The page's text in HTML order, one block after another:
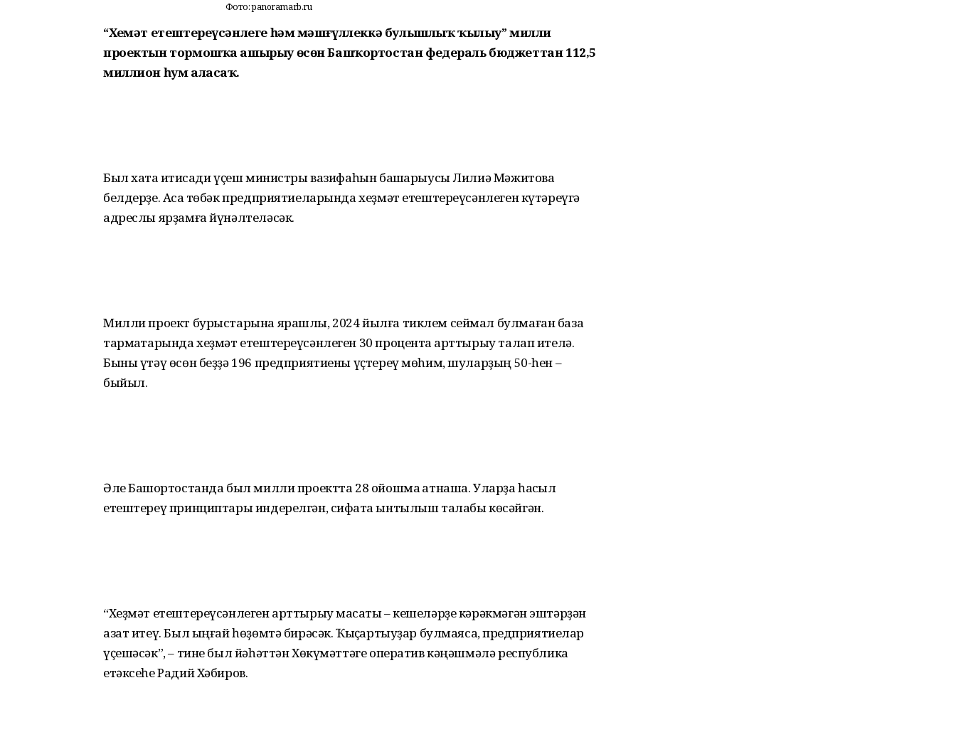
Фото: panoramarb.ru
“Хеҙмәт етештереүсәнлеге һәм мәшғүллеккә булышлыҡ ҡылыу” милли
проектын тормошҡа ашырыу өсөн Башҡортостан федераль бюджеттан 112,5
миллион һум аласаҡ.
Был хаҡта иҡтисади үҫеш министры вазифаһын башҡарыусы Лилиә Мәжитова
белдерҙе. Аҡса төбәк предприятиеларында хеҙмәт етештереүсәнлеген күтәреүгә
адреслы ярҙамға йүнәлтеләсәк.
Милли проект бурыстарына ярашлы, 2024 йылға тиклем сеймал булмаған база
тармаҡтарында хеҙмәт етештереүсәнлеген 30 процентҡа арттырыу талап ителә.
Быны үтәү өсөн беҙҙә 196 предприятиены үҫтереү мөһим, шуларҙың 50-һен –
быйыл.
Әле Башҡортостанда был милли проектта 28 ойошма ҡатнаша. Уларҙа һаҡсыл
етештереү принциптары индерелгән, сифатҡа ынтылыш талабы көсәйгән.
“Хеҙмәт етештереүсәнлеген арттырыу маҡсаты – кешеләрҙе кәрәкмәгән эштәрҙән
азат итеү. Был ыңғай һөҙөмтә бирәсәк. Ҡыҫҡартыуҙар булмаясаҡ, предприятиелар
үҫешәсәк”, – тине был йәһәттән Хөкүмәттәге оператив кәңәшмәлә республика
етәксеһе Радий Хәбиров.